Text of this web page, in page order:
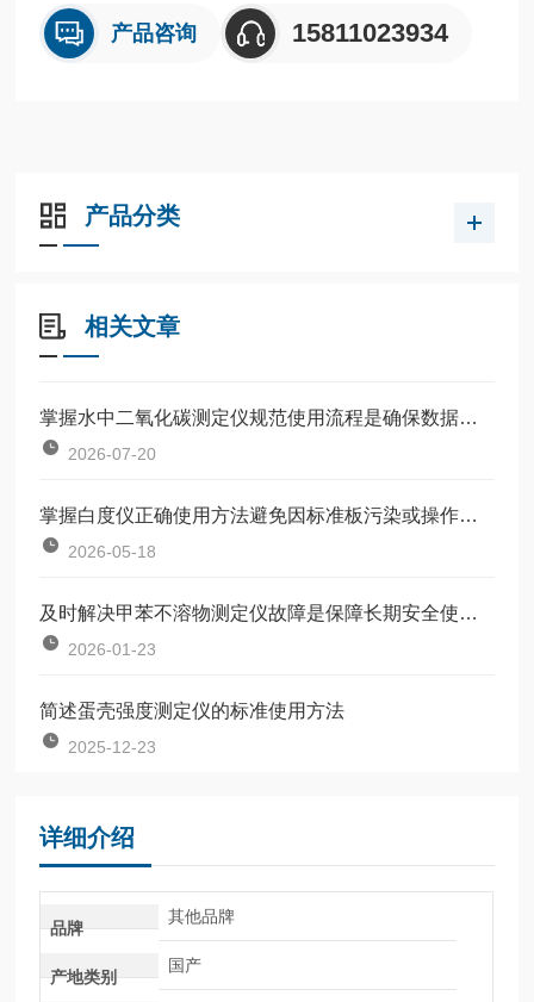
产品咨询 15811023934
产品分类
相关文章
掌握水中二氧化碳测定仪规范使用流程是确保数据准确可靠的前提
2026-07-20
掌握白度仪正确使用方法避免因标准板污染或操作不规范引入误差
2026-05-18
及时解决甲苯不溶物测定仪故障是保障长期安全使用的关键
2026-01-23
简述蛋壳强度测定仪的标准使用方法
2025-12-23
详细介绍
品牌
其他品牌
产地类别
国产